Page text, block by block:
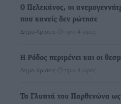
Ο Πελεκάνος, οι
που κανείς δεν ρώτησε
Δημο-Κρίσεις πριν 4 ώρες
Η Ρόδος περιμένει και οι
Δημο-Κρίσεις πριν 4 ώρες
Τα Γλυπτά του Παρθενώνα